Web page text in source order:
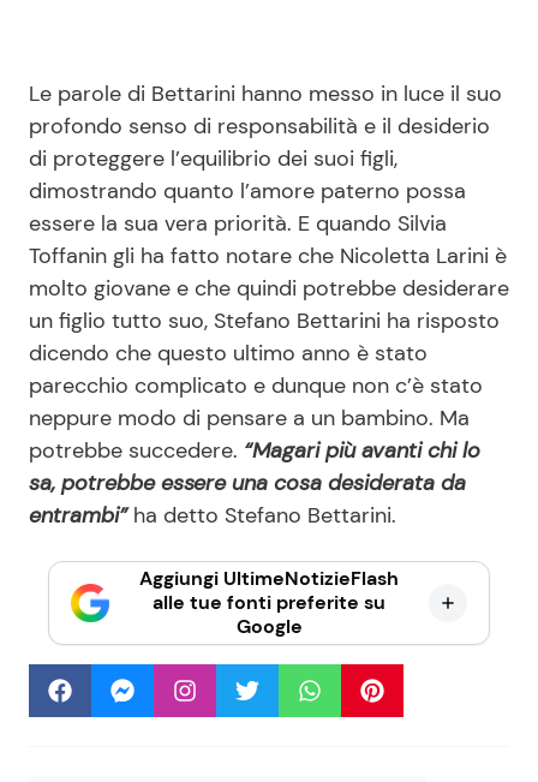
Le parole di Bettarini hanno messo in luce il suo
profondo senso di responsabilità e il desiderio
di proteggere l’equilibrio dei suoi figli,
dimostrando quanto l’amore paterno possa
essere la sua vera priorità. E quando Silvia
Toffanin gli ha fatto notare che Nicoletta Larini è
molto giovane e che quindi potrebbe desiderare
un figlio tutto suo, Stefano Bettarini ha risposto
dicendo che questo ultimo anno è stato
parecchio complicato e dunque non c’è stato
neppure modo di pensare a un bambino. Ma
potrebbe succedere. “Magari più avanti chi lo
sa, potrebbe essere una cosa desiderata da
entrambi”ha detto Stefano Bettarini.
Aggiungi UltimeNotizieFlash
alle tue fonti preferite su
Google